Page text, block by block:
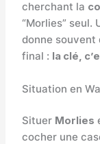
cherchant la
“Morlies” seul.
donne souvent
final : la clé,
Situation en
Situer Morlies
cocher une